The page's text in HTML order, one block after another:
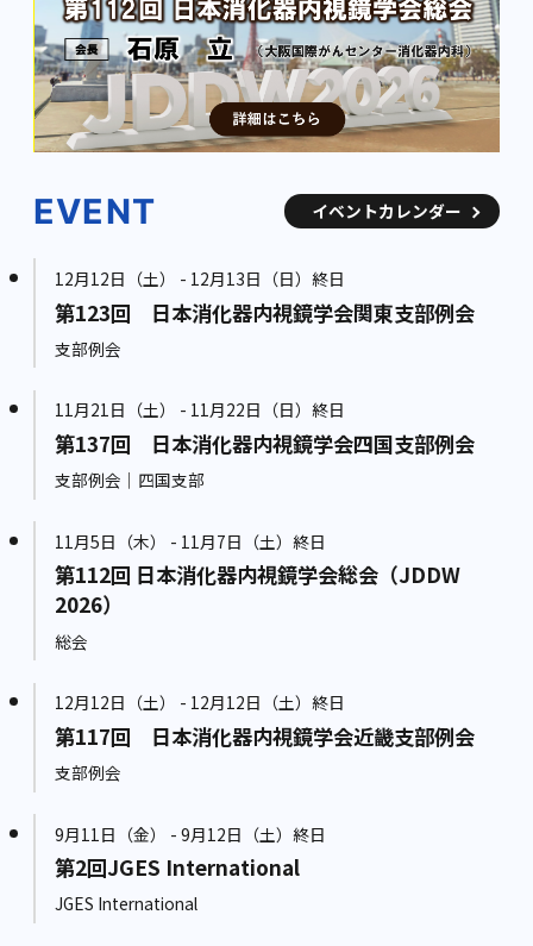
EVENT イベントカレンダー
12月12日（土） - 12月13日（日）終日
第123回 日本消化器内視鏡学会関東支部例会
支部例会
11月21日（土） - 11月22日（日）終日
第137回 日本消化器内視鏡学会四国支部例会
支部例会｜四国支部
11月5日（木） - 11月7日（土）終日
第112回 日本消化器内視鏡学会総会（JDDW
2026）
総会
12月12日（土） - 12月12日（土）終日
第117回 日本消化器内視鏡学会近畿支部例会
支部例会
9月11日（金） - 9月12日（土）終日
第2回JGES International
JGES International